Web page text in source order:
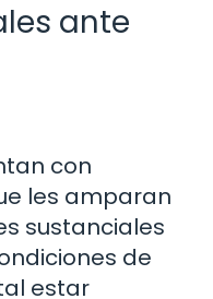
ante
con
les amparan
sustanciales
de
estar